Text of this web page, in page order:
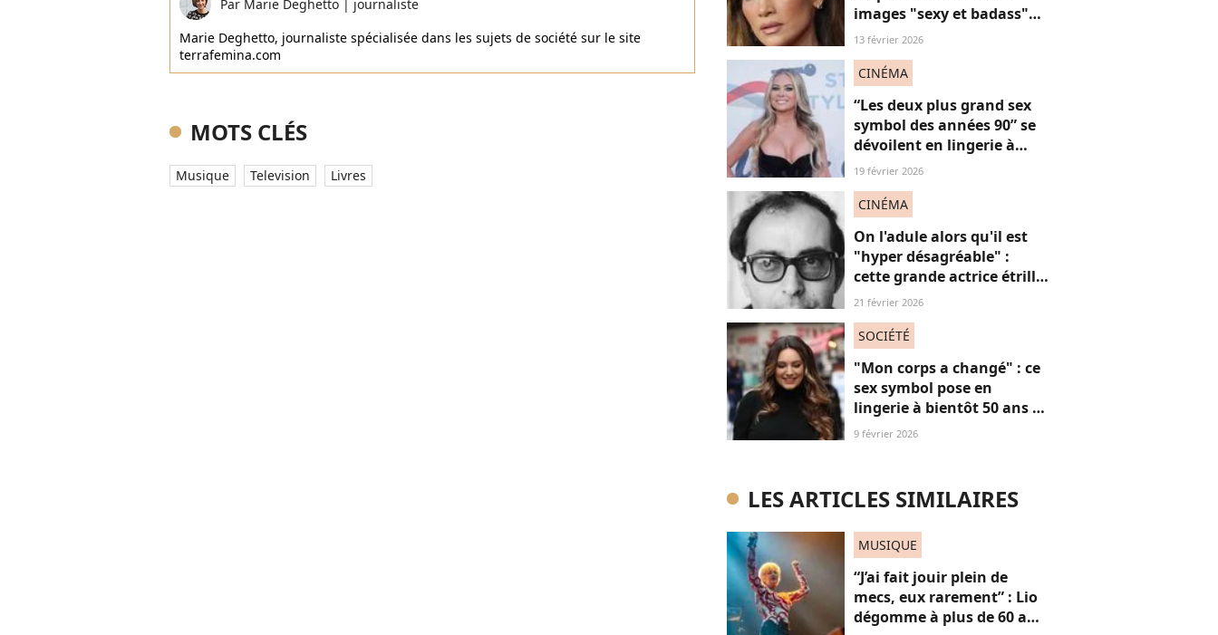
Par Marie Deghetto | journaliste
Marie Deghetto, journaliste spécialisée dans les sujets de société sur le site
terrafemina.com
MOTS CLÉS
Musique Television Livres
images "sexy et badass"
mais ça ne plaît pas à tout
13 février 2026
CINÉMA
“Les deux plus grand sex
symbol des années 90” se
dévoilent en lingerie à
plus de 50 ans, face au
19 février 2026
CINÉMA
On l'adule alors qu'il est
"hyper désagréable" :
cette grande actrice étrille
Jean-Luc Godard
21 février 2026
SOCIÉTÉ
"Mon corps a changé" : ce
sex symbol pose en
lingerie à bientôt 50 ans et
défend ses courbes "body
9 février 2026
LES ARTICLES SIMILAIRES
MUSIQUE
“J’ai fait jouir plein de
mecs, eux rarement” : Lio
dégomme à plus de 60 ans